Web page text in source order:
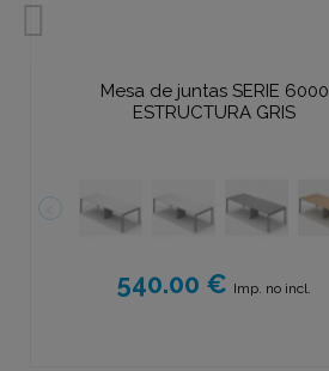
Mesa de juntas SERIE 6000
ESTRUCTURA GRIS
540.00 € Imp. no incl.